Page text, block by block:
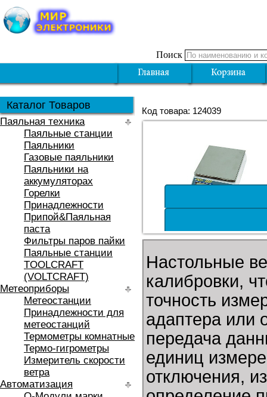
Поиск
Каталог Товаров
Паяльная техника
Паяльные станции
Паяльники
Газовые паяльники
Паяльники на
аккумуляторах
Горелки
Принадлежности
Припой&Паяльная
паста
Фильтры паров пайки
Паяльные станции
TOOLCRAFT
(VOLTCRAFT)
Метеоприборы
Метеостанции
Принадлежности для
метеостанций
Термометры комнатные
Термо-гигрометры
Измеритель скорости
ветра
Автоматизация
Код товара: 124039
Настольные
калибровки,
точность
адаптера или
передача
единиц
отключения,